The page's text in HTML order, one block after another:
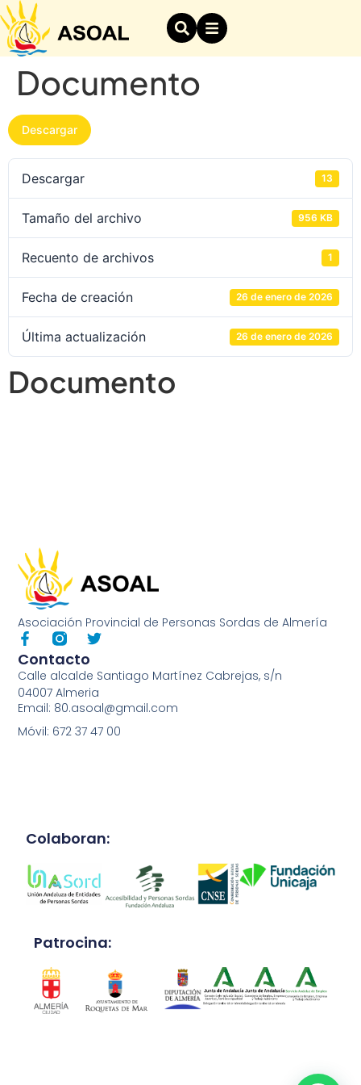
Documento
Descargar
Descargar 13
Tamaño del archivo 956 KB
Recuento de archivos 1
Fecha de creación 26 de enero de 2026
Última actualización 26 de enero de 2026
Documento
Asociación Provincial de Personas Sordas de Almería
Contacto
Calle alcalde Santiago Martínez Cabrejas, s/n
04007 Almeria
Email: 80.asoal@gmail.com
Móvil: 672 37 47 00
Colaboran:
Patrocina: